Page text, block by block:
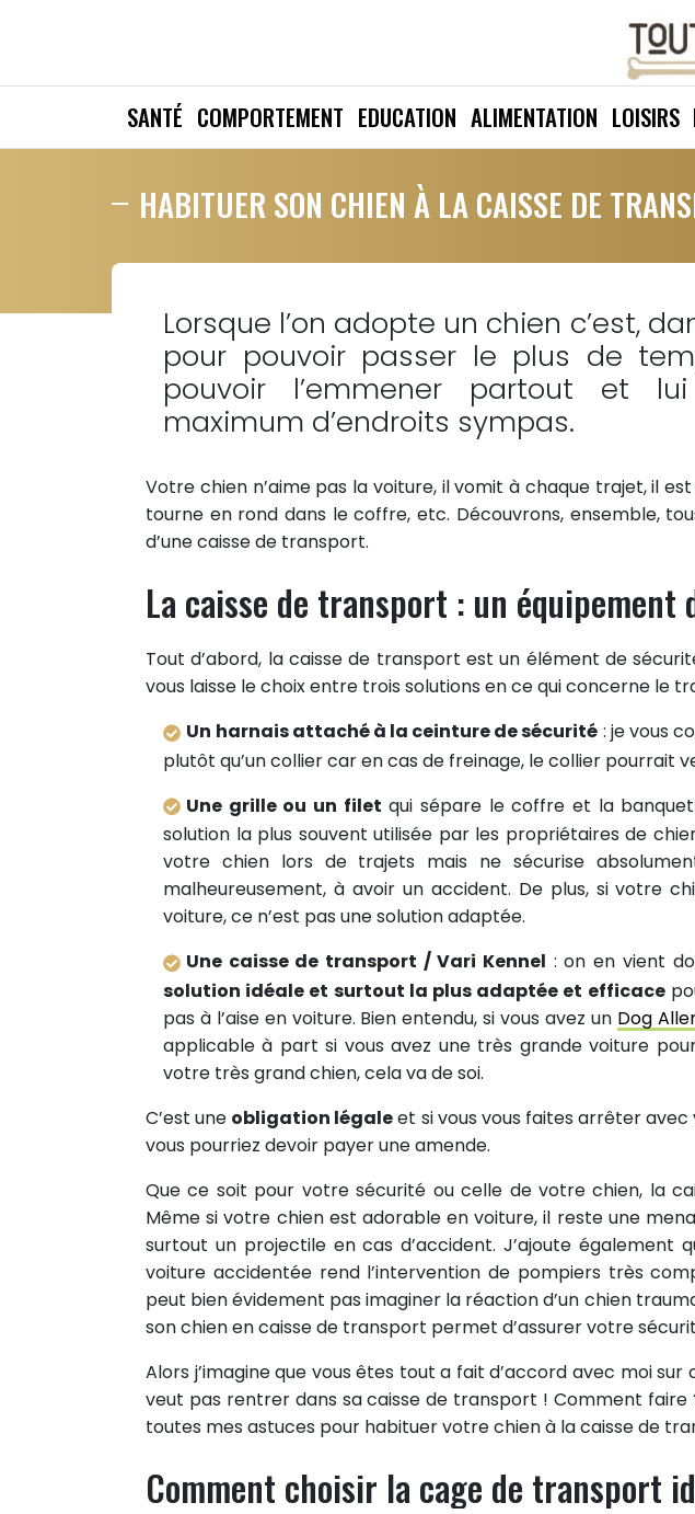
SANTÉ COMPORTEMENT EDUCATION ALIMENTATION LOISIRS
HABITUER SON CHIEN À LA CAISSE DE
Lorsque l’on adopte un chien c’est,
pour pouvoir passer le plus de
pouvoir l’emmener partout et
maximum d’endroits sympas.
Votre chien n’aime pas la voiture, il vomit à chaque trajet, il
tourne en rond dans le coffre, etc. Découvrons, ensemble,
d’une caisse de transport.
La caisse de transport : un équipement
Tout d’abord, la caisse de transport est un élément de
vous laisse le choix entre trois solutions en ce qui concerne le
Un harnais attaché à la ceinture de sécurité : je vous
plutôt qu’un collier car en cas de freinage, le collier pourrait
Une grille ou un filet qui sépare le coffre et la
solution la plus souvent utilisée par les propriétaires de
votre chien lors de trajets mais ne sécurise
malheureusement, à avoir un accident. De plus, si votre
voiture, ce n’est pas une solution adaptée.
Une caisse de transport / Vari Kennel : on en vient
solution idéale et surtout la plus adaptée et efficace
pas à l’aise en voiture. Bien entendu, si vous avez un Dog
applicable à part si vous avez une très grande voiture
votre très grand chien, cela va de soi.
C’est une obligation légaleet si vous vous faites arrêter
vous pourriez devoir payer une amende.
Que ce soit pour votre sécurité ou celle de votre chien, la
Même si votre chien est adorable en voiture, il reste une
surtout un projectile en cas d’accident. J’ajoute également
voiture accidentée rend l’intervention de pompiers très
peut bien évidement pas imaginer la réaction d’un chien
son chien en caisse de transport permet d’assurer votre
Alors j’imagine que vous êtes tout a fait d’accord avec moi
veut pas rentrer dans sa caisse de transport ! Comment faire
toutes mes astuces pour habituer votre chien à la caisse de
Comment choisir la cage de transport